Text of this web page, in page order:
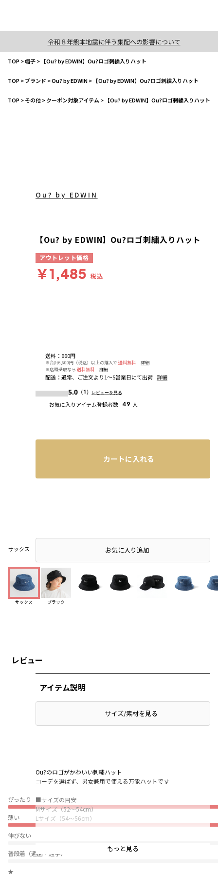
令和８年熊本地震に伴う集配への影響について
TOP>帽子> 【Ou? by EDWIN】Ou?ロゴ刺繍入りハット
TOP>ブランド >Ou? by EDWIN> 【Ou? by EDWIN】Ou?ロゴ刺繍入りハット
TOP>その他>クーポン対象アイテム > 【Ou? by EDWIN】Ou?ロゴ刺繍入りハット
サックス
サックス ブラック
レビュー
ぴったり
薄い
伸びない
普段着（通園・通学）
★
送料 ： 660円
※合計6,600円（税込）以上の購入で 送料無料
詳細
※店頭受取なら 送料無料 詳細
配送 ：通常、ご注文より1～5営業日にて出荷 詳細
5.0 （1） レビューを見る
お気に入りアイテム登録者数 49 人
Ou? by EDWIN
【Ou? by EDWIN】Ou?ロゴ刺繍入りハット
アウトレット価格
￥1,485 税込
カートに入れる
店頭在庫を確認するお気に入り追加
アイテム説明
サイズ/素材を見る
Ou?のロゴがかわいい刺繍ハット
コーデを選ばず、男女兼用で使える万能ハットです
■サイズの目安
Mサイズ（52～54cm）
Lサイズ（54～56cm）
【Ou? by EDWINについて】
Sing with Denim.
もっと見る